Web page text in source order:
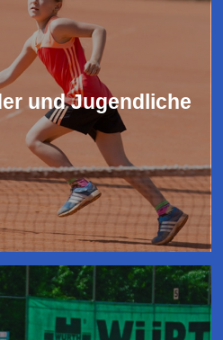
und Jugendliche